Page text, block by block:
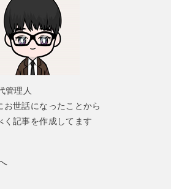
管理人
世話になったことから
記事を作成してます